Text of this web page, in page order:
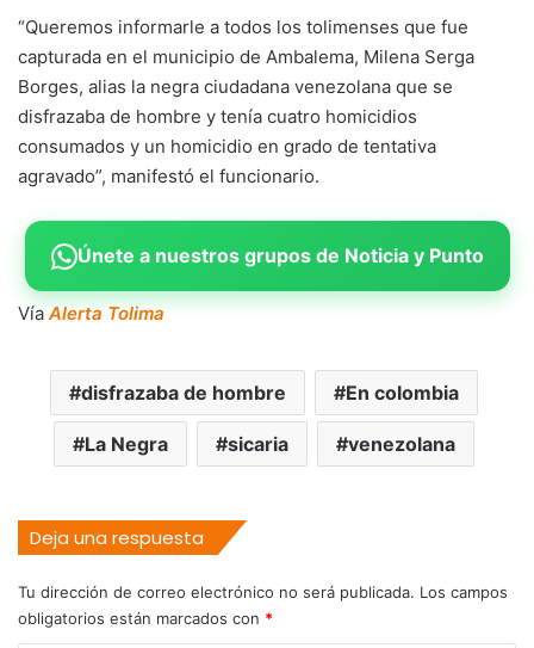
“Queremos informarle a todos los tolimenses que fue
capturada en el municipio de Ambalema, Milena Serga
Borges, alias la negra ciudadana venezolana que se
disfrazaba de hombre y tenía cuatro homicidios
consumados y un homicidio en grado de tentativa
agravado”, manifestó el funcionario.
Únete a nuestros grupos de Noticia y Punto
VíaAlerta Tolima
disfrazaba de hombre En colombia
La Negra sicaria venezolana
Deja una respuesta
Tu dirección de correo electrónico no será publicada. Los campos
obligatorios están marcados con *